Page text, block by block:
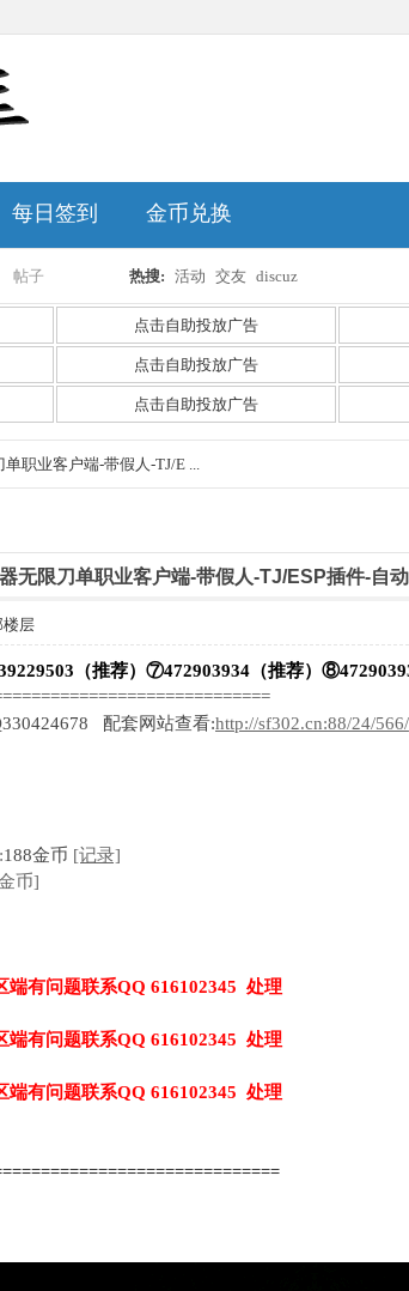
每日签到 金币兑换
帖子
搜
热搜: 活动 交友 discuz
点击自助投放广告
点击自助投放广告
点击自助投放广告
职业客户端-带假人-TJ/E ...
无限刀单职业客户端-带假人-TJ/ESP插件-自
楼层
（推荐）⑦472903934（推荐）
配套网站查看:http://sf302.cn:88/24/566/
188金币 [记录]
币]
有问题联系QQ 616102345 处理
有问题联系QQ 616102345 处理
有问题联系QQ 616102345 处理